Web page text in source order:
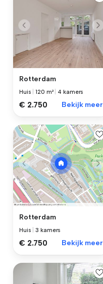
Rotterdam
Huis |120 m² 4 kamers
€ 2.750 Bekijk meer
Rotterdam
Huis |3 kamers
€ 2.750 Bekijk meer